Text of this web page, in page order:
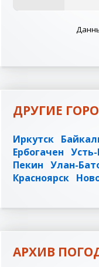
ДРУГИЕ
Иркутск
Ербогачен
Пекин Улан-
Красноярск
АРХИВ